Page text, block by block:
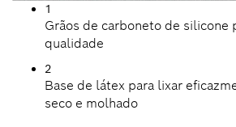
1
Grãos de carboneto de silicone
qualidade
2
Base de látex para lixar
seco e molhado